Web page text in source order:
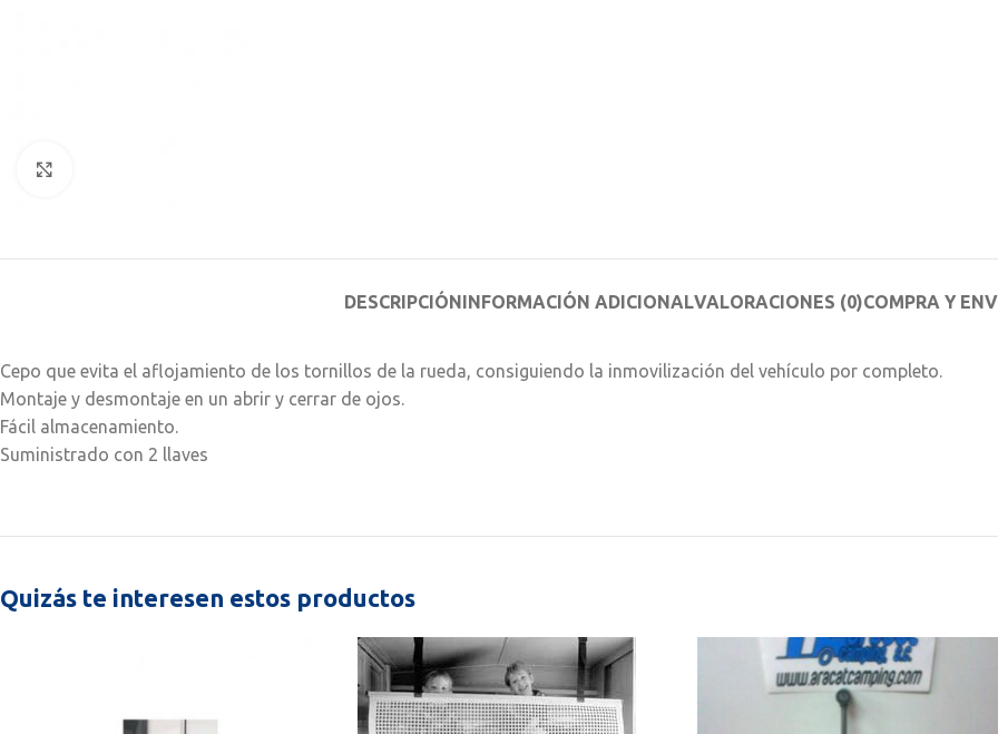
DESCRIPCIÓNINFORMACIÓN ADICIONALVALORACIONES (0)COMPRA Y
Cepo que evita el aflojamiento de los tornillos de la rueda, consiguiendo la inmovilización del vehículo por completo.
Montaje y desmontaje en un abrir y cerrar de ojos.
Fácil almacenamiento.
Suministrado con 2 llaves
Quizás te interesen estos productos